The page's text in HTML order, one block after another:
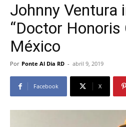
Johnny Ventura
“Doctor Honoris
México
Por Ponte Al Dia RD - abril 9, 2019
Facebook X